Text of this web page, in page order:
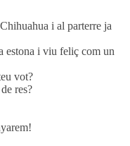
i al parterre ja
estona i viu feliç com un
vot?
res?